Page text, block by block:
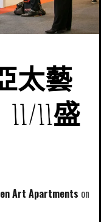
亞太藝
11盛
Art Apartments